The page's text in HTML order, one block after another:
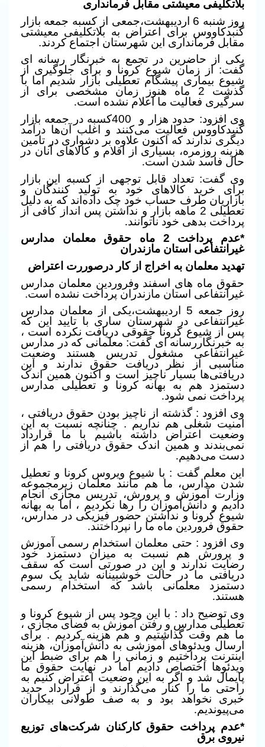
بلاتکلیفی معیشتی مقابل فرمانداری
روز شنبه 6 اردیبهشت،جمعی از کسبه جمعه بازار
گنبدکاووس برای اعتراض به بلاتکلیفی معیشتی
مقابل فرمانداری این شهرستان اجتماع کردند.
یکی از حاضرین در تجمع به خبرنگار رسانه ای
گفت: از زمان شیوع کرونا و برای جلوگیری از
شیوع بیماری پیشگام تعطیلی بازار شدیم اما با
گذشت 2 ماه هنوز زمان مشخصی برای از
سرگیری فعالیت ما اعلام نشده است.
وی افزود: حدود هزار و
400کسبه در جمعه بازار
گنبدکاووس فعالیت می‌کنند و اغلب آن‌ها درآمد
دیگری ندارند که اکنون علاوه بر دشواری در تامین
هزینه روزمره، بسیاری از اقلام و کالاهای آنان در
حال فاسد شدن است.
وی گفت: تعداد قابل توجهی از کسبه این بازار
برای خرید کالاهای خود به تولید کنندگان و
بازاریان طرف حساب خود چک داده‌اند که به دلیل
تعطیلی 2 ماهه بازار و نداشتن پس انداز کافی از
پرداخت بدهی خود ناتوانند.
*عدم پرداخت 2 ماه ‌حقوق معلمان مدارس
غیرانتفاعی استان مازندران
تهدید معلمان به اخراج از کار درصوررت اعتراض
حقوق ماه های اسفند وفروردین معلمان مدارس
غیرانتفاعی استان مازندران پرداخت نشده است.
روز جمعه 5 اردیبهشت،یکی از معلمان مدارس
غیرانتفاعی در شهرستان ساری با تایید این که
پس از شیوع کرونا حقوقی دریافت نکرده است ،
به خبرنگاررسانه ای گفت: معلمانی که در مدارس
غیرانتفاعی مشغول تدریس هستند وضعیت
مناسبی از نظر دریافت حقوق ندارند و این
دریافتی‌ها بسیار ناچیز است و اکنون همین اندک
دستمزد هم به بهانه کرونا و تعطیلی مدارس
پرداخت نمی شود.
وی افزود : گذشته از ناچیز بودن حقوق دریافتی ،
امنیت شغلی هم نداریم . چنانچه نسبت به این
وضعیت اعتراض داشته باشیم با ما قرارداد
نمی‌بندند و همین اندک حقوق دریافتی را هم از
دست می‌دهیم.
این معلم گفت : با شیوع ویروس کرونا و تعطیل
شدن مدارس، ما هم مانند معلمان زیرمجموعه
وزارت آموزش و پرورش، تدریس مجازی انجام
دادیم و دانش‌آموزان را رها نکردیم ، اما به بهانه
شیوع کرونا و نداشتن حضور فیزیکی در مدارس،
حقوق فروردین ماه ما را نپرداختند.
وی افزود : حتی معلمان استخدام رسمی آموزش
و پرورش هم نسبت به میزان دستمزد خود
رضایت ندارند و این در صورتی است که سقف
دریافتی ما در حالت خوشبینانه شاید یک سوم
دستمزد معلمانی باشد که استخدام رسمی
هستند.
وی توضیح داد : با این وجود پس از شیوع کرونا و
تعطیلی مدارس و رفتن آموزش به فضای مجازی ،
ما هم وقت گذاشتیم و هم هزینه کردیم . برای
ارسال ویدئوهای آموزشی به دانش‌آموزان، هزینه
اینترنت پرداختیم و زمانی را هم برای ضبط این
ویدئوها اختصاص دادیم اما در نهایت حقوق ما
پایمال شد و اگر به این وضعیت اعتراض کنیم به
راحتی ما را کنار می‌گذارند و از قرارداد جدید
خبری نخواهد بود و به صف طولانی بیکاران
می‌پیوندیم.
*عدم پرداخت حقوق کارکنان شرکت‌های توزیع
نیروی برق